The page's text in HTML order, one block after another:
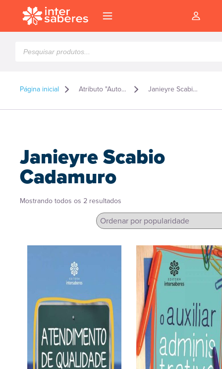
produtos
Página inicial Atributo "Autor" de produto Janieyre Scabio Cadamuro
Janieyre Scabio
Cadamuro
Mostrando todos os 2 resultados
popularidade